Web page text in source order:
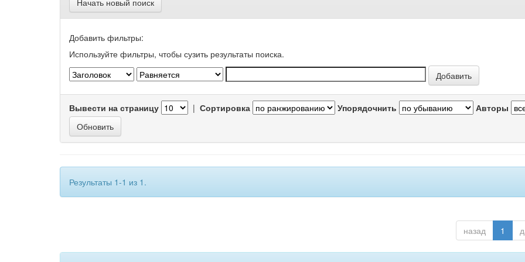
Начать новый поиск
Добавить фильтры:
Используйте фильтры, чтобы сузить результаты поиска.
Вывести на страницу | Сортировка Упорядочнить Авторы
Результаты 1-1 из 1.
назад 1